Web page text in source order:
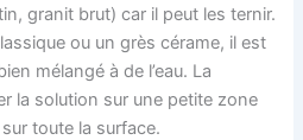
granit brut) car il peut les ternir.
ou un grès cérame, il est
mélangé à de l’eau. La
la solution sur une petite zone
toute la surface.